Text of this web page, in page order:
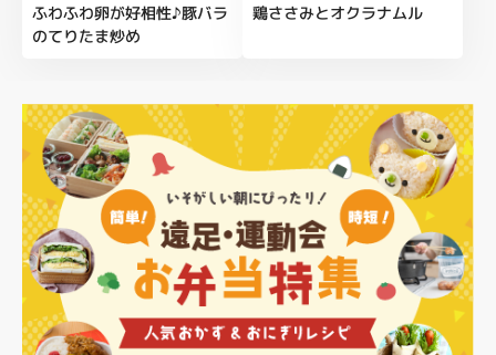
ふわふわ卵が好相性♪豚バラ
のてりたま炒め
鶏ささみとオクラナムル